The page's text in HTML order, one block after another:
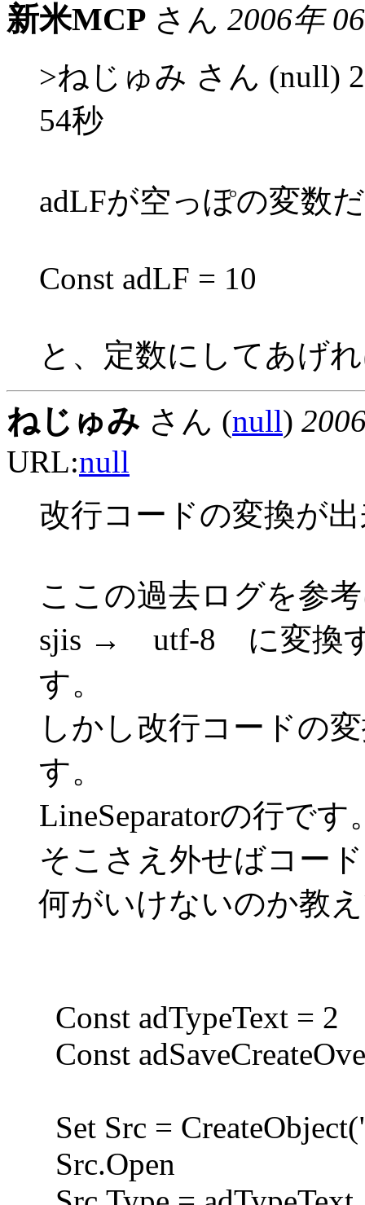
新米MCP さん 2006年
>ねじゅみ さん (null)
54秒
adLFが空っぽの変数
Const adLF = 10
と、定数にしてあげ
ねじゅみ さん (null)
URL:null
改行コードの変換が
ここの過去ログを参
sjis → utf-8 に変換す
す。
しかし改行コードの
す。
LineSeparatorの行です
そこさえ外せばコー
何がいけないのか教
Const adTypeText = 2
Const
Set Src =
Src.Open